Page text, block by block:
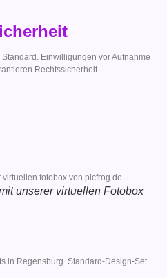
Einwilligungen vor Aufnahme
Rechtssicherheit.
unserer virtuellen Fotobox
in Regensburg. Standard-Design-Set